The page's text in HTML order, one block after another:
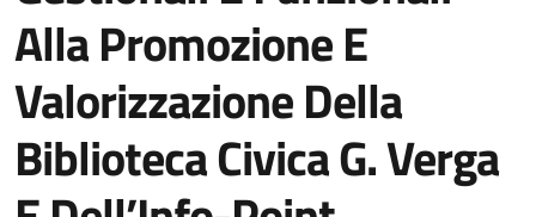
Alla Promozione E
Valorizzazione Della
Biblioteca Civica G. Verga